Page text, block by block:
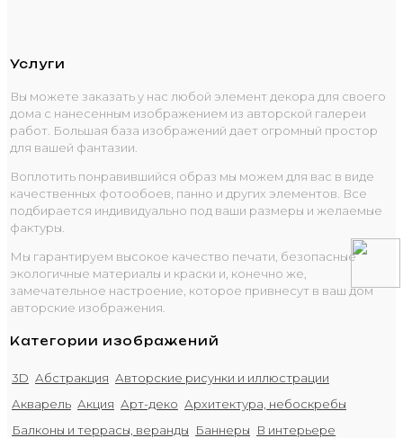
Услуги
Вы можете заказать у нас любой элемент декора для своего
дома с нанесенным изображением из авторской галереи
работ. Большая база изображений дает огромный простор
для вашей фантазии.
Воплотить понравившийся образ мы можем для вас в виде
качественных фотообоев, панно и других элементов. Все
подбирается индивидуально под ваши размеры и желаемые
фактуры.
Мы гарантируем высокое качество печати, безопасные
экологичные материалы и краски и, конечно же,
замечательное настроение, которое привнесут в ваш дом
авторские изображения.
Категории изображений
3D Абстракция Авторские рисунки и иллюстрации
Акварель Акция Арт-деко Архитектура, небоскребы
Балконы и террасы, веранды
Баннеры
В интерьере